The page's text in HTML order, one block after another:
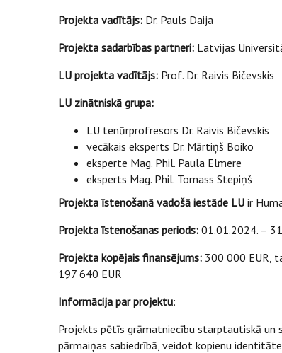
Projekta vadītājs: Dr. Pauls Daija
Projekta sadarbības partneri: Latvijas
LU projekta vadītājs: Prof. Dr. Raivis Bičevskis
LU zinātniskā grupa:
LU tenūrprofresors Dr. Raivis Bičevskis
vecākais eksperts Dr. Mārtiņš Boiko
eksperte Mag. Phil. Paula Elmere
eksperts Mag. Phil. Tomass Stepiņš
Projekta īstenošanā vadošā iestāde LU ir
Projekta īstenošanas periods: 01.01.2024. –
Projekta kopējais finansējums: 300 000 EUR,
197 640 EUR
Informācija par projektu:
Projekts pētīs grāmatniecību starptautiskā un
pārmaiņas sabiedrībā, veidot kopienu